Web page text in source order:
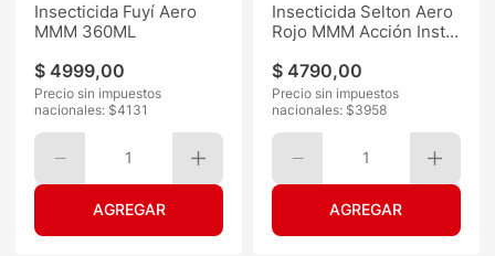
Insecticida Fuyí Aero
MMM 360ML
$ 4999,00
Precio sin impuestos
nacionales: $4131
1
Insecticida Selton Aero
Rojo MMM Acción Inst
$ 4790,00
Precio sin impuestos
nacionales: $3958
1